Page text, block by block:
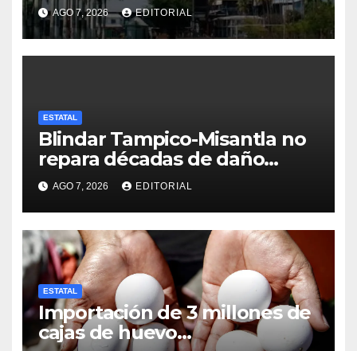
AGO 7, 2026 EDITORIAL
ESTATAL
Blindar Tampico-Misantla no
repara décadas de daño
petrolero en Veracruz:
comunidades
AGO 7, 2026 EDITORIAL
ESTATAL
Importación de 3 millones de
cajas de huevo